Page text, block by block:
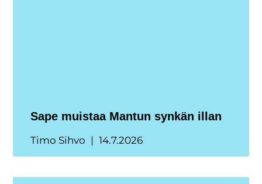
Sape muistaa Mantun synkän illan
Timo Sihvo 14.7.2026